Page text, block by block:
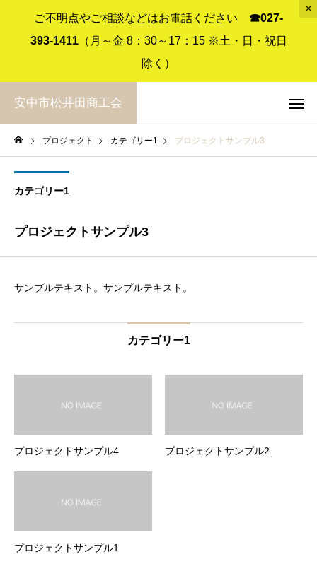
ご不明点やご相談などはお電話ください ☎︎027-
393-1411（月～金 8：30～17：15 ※土・日・祝日
除く）
安中市松井田商工会
プロジェクト カテゴリー1 プロジェクトサンプル3
カテゴリー1
プロジェクトサンプル3
サンプルテキスト。サンプルテキスト。
カテゴリー1
プロジェクトサンプル4 プロジェクトサンプル2
プロジェクトサンプル1